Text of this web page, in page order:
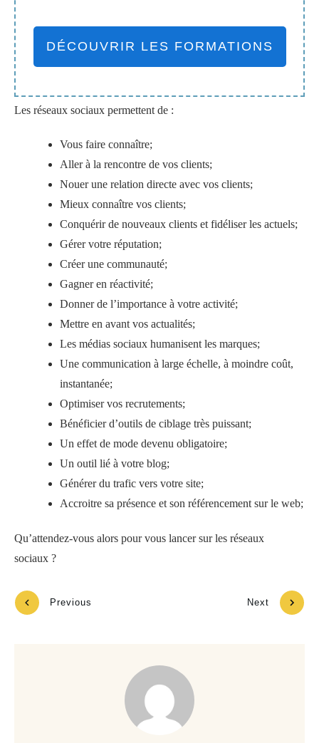
DÉCOUVRIR LES FORMATIONS
Les réseaux sociaux permettent de :
Vous faire connaître;
Aller à la rencontre de vos clients;
Nouer une relation directe avec vos clients;
Mieux connaître vos clients;
Conquérir de nouveaux clients et fidéliser les actuels;
Gérer votre réputation;
Créer une communauté;
Gagner en réactivité;
Donner de l’importance à votre activité;
Mettre en avant vos actualités;
Les médias sociaux humanisent les marques;
Une communication à large échelle, à moindre coût,
instantanée;
Optimiser vos recrutements;
Bénéficier d’outils de ciblage très puissant;
Un effet de mode devenu obligatoire;
Un outil lié à votre blog;
Générer du trafic vers votre site;
Accroitre sa présence et son référencement sur le web;
Qu’attendez-vous alors pour vous lancer sur les réseaux
sociaux ?
Previous Next